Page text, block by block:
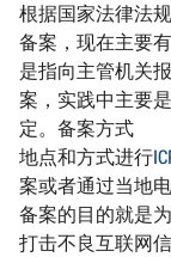
根据国家法律法
备案，现在主要有
是指向主管机关
案，实践中主要
定。备案方式
地点和方式进行
案或者通过当
备案的目的就是
打击不良互联网